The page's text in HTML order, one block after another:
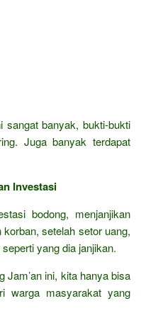
sangat banyak, bukti-bukti
Juga banyak terdapat
Investasi
bodong, menjanjikan
setelah setor uang,
yang dia janjikan.
Jam’an ini, kita hanya bisa
warga masyarakat yang